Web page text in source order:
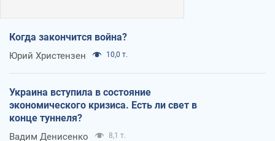
Когда закончится война?
Юрий Христензен 10,0 т.
Украина вступила в состояние
экономического кризиса. Есть ли свет в
конце туннеля?
Вадим Денисенко 8,1 т.